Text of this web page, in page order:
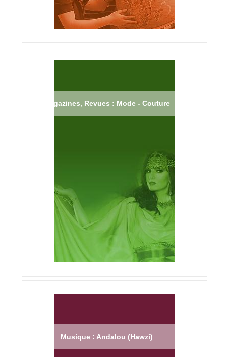
Magazines, Revues : Mode - Couture
Musique : Andalou (Hawzi)